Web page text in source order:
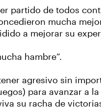
partido de todos
mucha
a mejorar su
hambre”.
agresivo sin
para avanzar a
su racha de